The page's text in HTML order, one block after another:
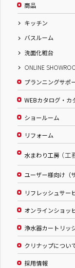
商品
キッチン
バスルーム
洗面化粧台
ONLINE
プランニングサポ
WEBカタログ・カ
ショールーム
リフォーム
水まわり工房 （
ユーザー様向け（
リフレッシュサー
オンラインショッ
浄水器カートリッ
クリナップについ
採用情報